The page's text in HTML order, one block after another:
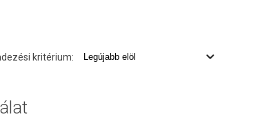
kritérium: